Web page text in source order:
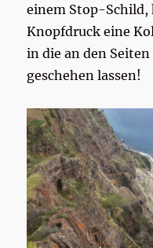
einem Stop-Schild,
Knopfdruck eine
in die an den
geschehen lassen!